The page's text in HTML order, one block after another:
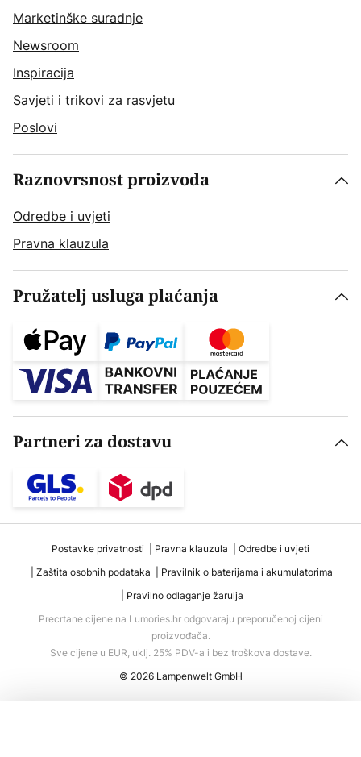
Marketinške suradnje
Newsroom
Inspiracija
Savjeti i trikovi za rasvjetu
Poslovi
Raznovrsnost proizvoda
Odredbe i uvjeti
Pravna klauzula
Pružatelj usluga plaćanja
Partneri za dostavu
Postavke privatnosti Pravna klauzula
Odredbe i uvjeti
Zaštita osobnih podataka
Pravilnik o baterijama i akumulatorima
Pravilno odlaganje žarulja
Precrtane cijene na Lumories.hr odgovaraju preporučenoj cijeni
proizvođača.
Sve cijene u EUR, uklj. 25% PDV-a i bez troškova dostave.
© 2026 Lampenwelt GmbH